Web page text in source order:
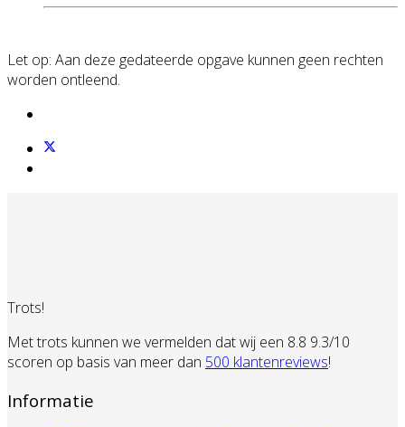
Let op: Aan deze gedateerde opgave kunnen geen rechten
worden ontleend.
Trots!
Met trots kunnen we vermelden dat wij een 8.8 9.3/10
scoren op basis van meer dan 500 klantenreviews!
Informatie